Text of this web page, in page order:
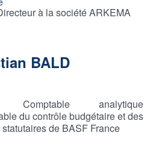
à la société ARKEMA
BALD
Comptable analytique
du contrôle budgétaire et des
de BASF France